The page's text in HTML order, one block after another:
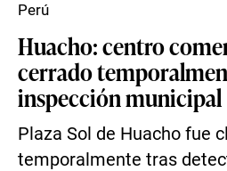
Huacho: centro
cerrado
inspección municipal
Plaza Sol de Huacho fue
temporalmente tras
Perú